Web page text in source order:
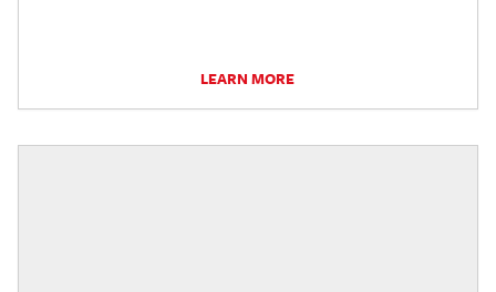
LEARN MORE